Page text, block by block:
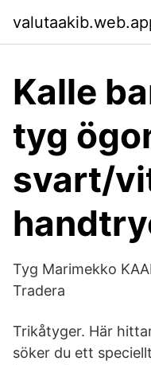
Kalle
tyg
svart/
Tyg Marimekko
Tradera
Trikåtyger. Här
söker du ett